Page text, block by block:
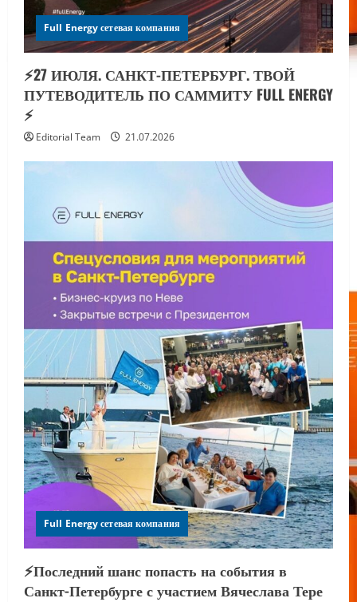
Full Energy сетевая компания
⚡️27 ИЮЛЯ. САНКТ-ПЕТЕРБУРГ. ТВОЙ
ПУТЕВОДИТЕЛЬ ПО САММИТУ FULL ENERGY
⚡️
Editorial Team 21.07.2026
Full Energy сетевая компания
⚡️Последний шанс попасть на события в
Санкт-Петербурге с участием Вячеслава Тере